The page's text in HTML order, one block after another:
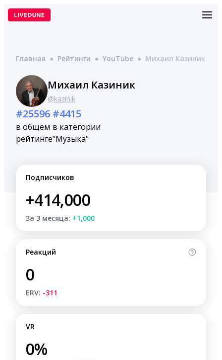
Перейти
Главная ● Рейтинги ● YouTube ● Михаил Казиник
Михаил Казиник
@kazinik
#25596
в общем
рейтинге
#4415
в категории
"Музыка"
Подписчиков
+414,000
За 3 месяца: +1,000
Реакций
0
ERV: -311
VR
0%